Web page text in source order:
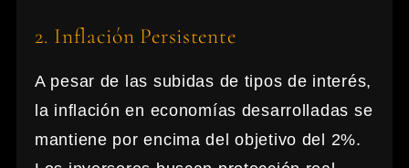
2. Inflación Persistente
A pesar de las subidas de tipos de interés,
la inflación en economías desarrolladas se
mantiene por encima del objetivo del 2%.